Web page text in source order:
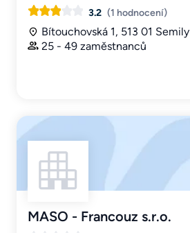
3.2 (1 hodnocení)
Bítouchovská 1, 513 01 Semily
25 - 49 zaměstnanců
MASO - Francouz s.r.o.